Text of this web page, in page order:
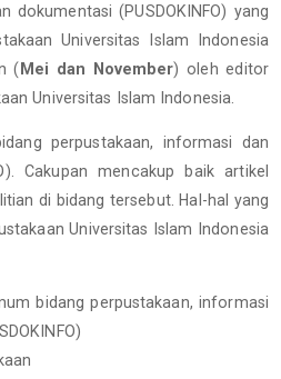
dokumentasi (PUSDOKINFO) yang
Universitas Islam Indonesia
(Mei dan November) oleh editor
Universitas Islam Indonesia.
perpustakaan, informasi dan
Cakupan mencakup baik artikel
di bidang tersebut. Hal-hal yang
Universitas Islam Indonesia
bidang perpustakaan, informasi